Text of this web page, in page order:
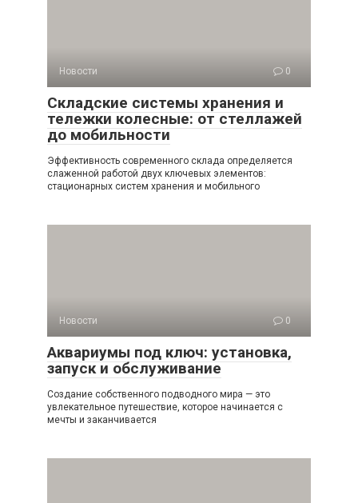
Новости 0
Складские системы хранения и
тележки колесные: от стеллажей
до мобильности
Эффективность современного склада определяется
слаженной работой двух ключевых элементов:
стационарных систем хранения и мобильного
Новости 0
Аквариумы под ключ: установка,
запуск и обслуживание
Создание собственного подводного мира — это
увлекательное путешествие, которое начинается с
мечты и заканчивается